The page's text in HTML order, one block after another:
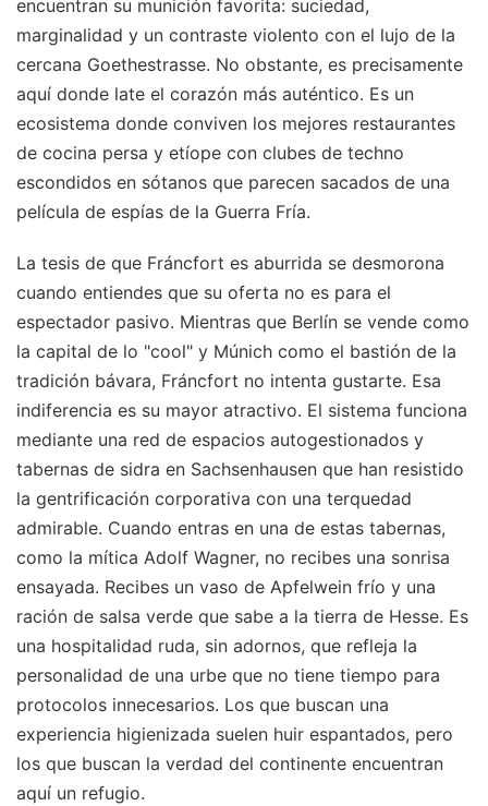
encuentran su munición favorita: suciedad,
marginalidad y un contraste violento con el lujo de la
cercana Goethestrasse. No obstante, es precisamente
aquí donde late el corazón más auténtico. Es un
ecosistema donde conviven los mejores restaurantes
de cocina persa y etíope con clubes de techno
escondidos en sótanos que parecen sacados de una
película de espías de la Guerra Fría.
La tesis de que Fráncfort es aburrida se desmorona
cuando entiendes que su oferta no es para el
espectador pasivo. Mientras que Berlín se vende como
la capital de lo "cool" y Múnich como el bastión de la
tradición bávara, Fráncfort no intenta gustarte. Esa
indiferencia es su mayor atractivo. El sistema funciona
mediante una red de espacios autogestionados y
tabernas de sidra en Sachsenhausen que han resistido
la gentrificación corporativa con una terquedad
admirable. Cuando entras en una de estas tabernas,
como la mítica Adolf Wagner, no recibes una sonrisa
ensayada. Recibes un vaso de Apfelwein frío y una
ración de salsa verde que sabe a la tierra de Hesse. Es
una hospitalidad ruda, sin adornos, que refleja la
personalidad de una urbe que no tiene tiempo para
protocolos innecesarios. Los que buscan una
experiencia higienizada suelen huir espantados, pero
los que buscan la verdad del continente encuentran
aquí un refugio.